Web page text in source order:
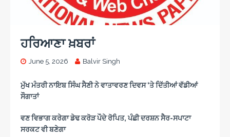
ਹਰਿਆਣਾ ਖ਼ਬਰਾਂ
June 5, 2026 Balvir Singh
ਮੁੱਖ ਮੰਤਰੀ ਨਾਇਬ ਸਿੰਘ ਸੈਣੀ ਨੇ ਵਾਤਾਵਰਣ ਦਿਵਸ‘ਤੇ ਦਿੱਤੀਆਂ ਵੱਡੀਆਂ
ਸੌਗਾਤਾਂ
ਵਣ ਵਿਭਾਗ ਕਰੇਗਾ ਡੇਢ ਕਰੋੜ ਪੌਦੇ ਰੋਪਿਤ,ਪੰਛੀ ਦਰਸ਼ਨ ਸੈਰ-ਸਪਾਟਾ
ਸਰਕਟ ਵੀ ਬਣੇਗਾ